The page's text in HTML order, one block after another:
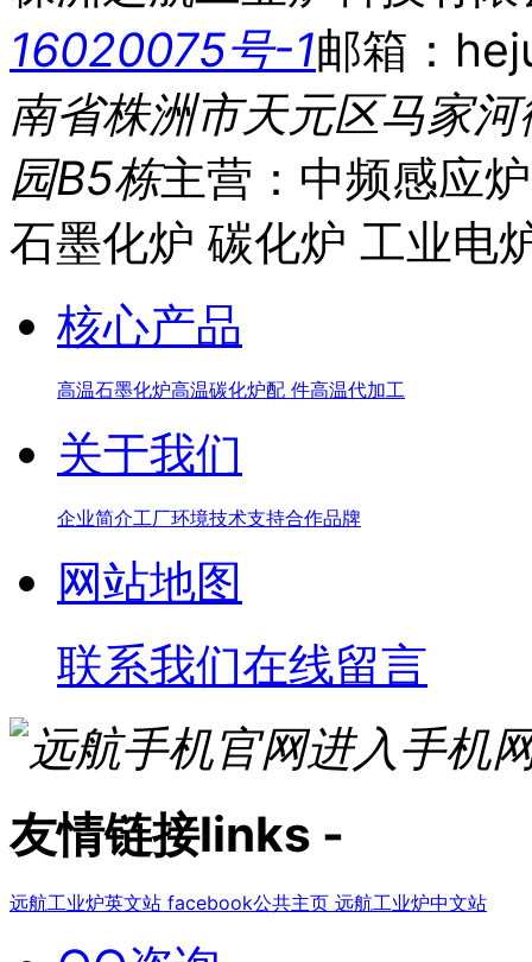
16020075号-1邮箱：
南省株洲市天元区马家
园B5栋主营：中频感应
石墨化炉 碳化炉 工业电
核心产品
高温石墨化炉高温碳化炉配 件高温代加工
关于我们
企业简介工厂环境技术支持合作品牌
网站地图
联系我们在线留言
进入手机
友情链接links -
远航工业炉英文站 facebook公共主页 远航工业炉中文站